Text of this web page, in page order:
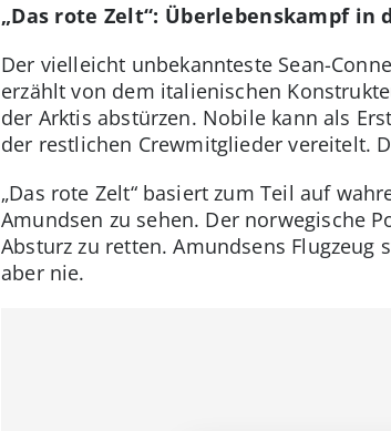
„Das rote Zelt“: Überlebenskampf in
Der vielleicht unbekannteste Sean-
erzählt von dem italienischen
der Arktis abstürzen. Nobile kann als
der restlichen Crewmitglieder vereitelt.
„Das rote Zelt“ basiert zum Teil auf
Amundsen zu sehen. Der norwegische
Absturz zu retten. Amundsens
aber nie.